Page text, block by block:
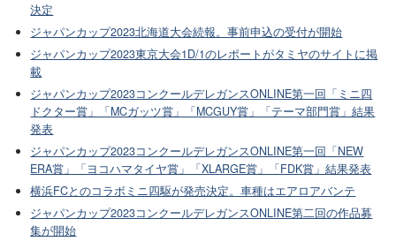
決定
ジャパンカップ2023北海道大会続報。事前申込の受付が開始
ジャパンカップ2023東京大会1D/1のレポートがタミヤのサイトに掲
載
ジャパンカップ2023コンクールデレガンスONLINE第一回「ミニ四
ドクター賞」「MCガッツ賞」「MCGUY賞」「テーマ部門賞」結果
発表
ジャパンカップ2023コンクールデレガンスONLINE第一回「NEW
ERA賞」「ヨコハマタイヤ賞」「XLARGE賞」「FDK賞」結果発表
横浜FCとのコラボミニ四駆が発売決定。車種はエアロアバンテ
ジャパンカップ2023コンクールデレガンスONLINE第二回の作品募
集が開始